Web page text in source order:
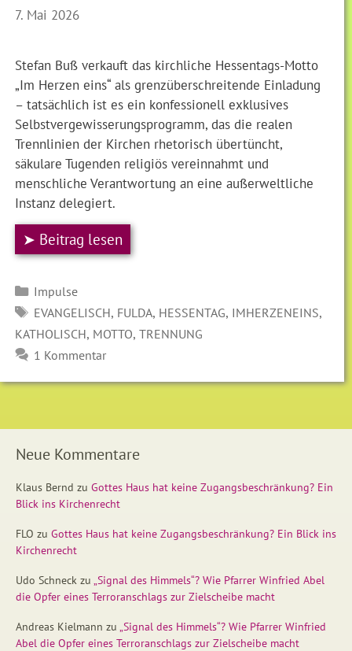
7. Mai 2026
Stefan Buß verkauft das kirchliche Hessentags-Motto
„Im Herzen eins“ als grenzüberschreitende Einladung
– tatsächlich ist es ein konfessionell exklusives
Selbstvergewisserungsprogramm, das die realen
Trennlinien der Kirchen rhetorisch übertüncht,
säkulare Tugenden religiös vereinnahmt und
menschliche Verantwortung an eine außerweltliche
Instanz delegiert.
➤ Beitrag lesen
Kategorien
Impulse
SCHLAGWÖRTER
EVANGELISCH, FULDA, HESSENTAG, IMHERZENEINS,
KATHOLISCH, MOTTO,TRENNUNG
1 Kommentar
Neue Kommentare
Klaus Bernd zu Gottes Haus hat keine Zugangsbeschränkung? Ein
Blick ins Kirchenrecht
FLO zu Gottes Haus hat keine Zugangsbeschränkung? Ein Blick ins
Kirchenrecht
Udo Schneck zu „Signal des Himmels“? Wie Pfarrer Winfried Abel
die Opfer eines Terroranschlags zur Zielscheibe macht
Andreas Kielmann zu „Signal des Himmels“? Wie Pfarrer Winfried
Abel die Opfer eines Terroranschlags zur Zielscheibe macht